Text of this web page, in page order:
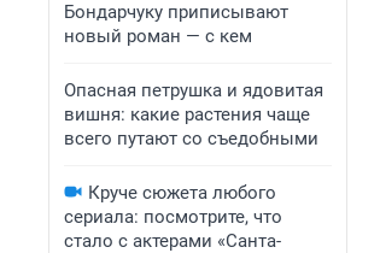
Бондарчуку приписывают
новый роман — с кем
Опасная петрушка и ядовитая
вишня: какие растения чаще
всего путают со съедобными
Круче сюжета любого
сериала: посмотрите, что
стало с актерами «Санта-